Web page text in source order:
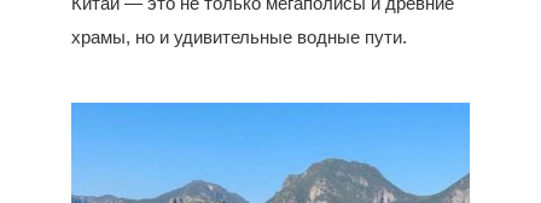
храмы, но и удивительные водные пути.